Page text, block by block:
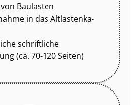
Baulasten
in das Alt­las­ten­ka­
schriftliche
(ca. 70-120 Seiten)